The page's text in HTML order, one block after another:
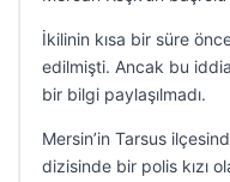
İkilinin kısa bir süre
edilmişti. Ancak bu
bir bilgi paylaşılmadı.
Mersin’in Tarsus
dizisinde bir polis kızı